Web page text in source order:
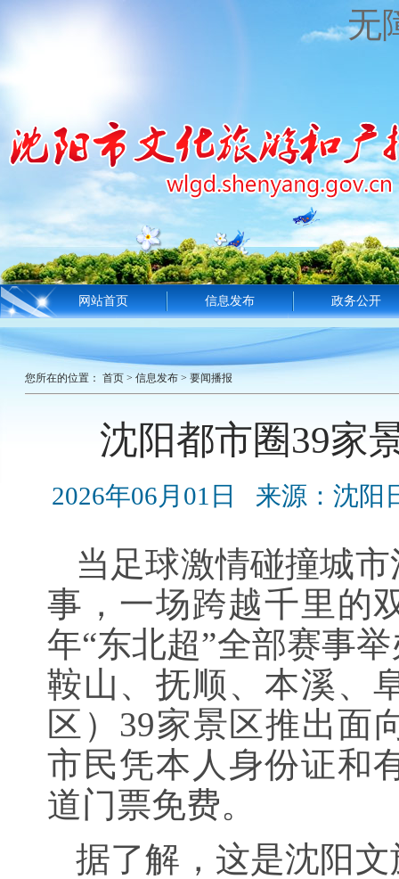
无
网站首页 信息发布 政务公开
您所在的位置： 首页 > 信息发布 > 要闻播报
沈阳都市圈39家
2026年06月01日 来源：沈阳
当足球激情碰撞城
事，一场跨越千里的
年“东北超”全部赛事
鞍山、抚顺、本溪、
区）39家景区推出面
市民凭本人身份证和
道门票免费。
据了解，这是沈阳